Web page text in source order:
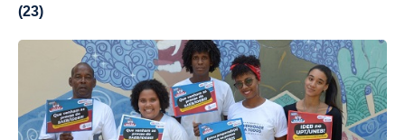
(23)